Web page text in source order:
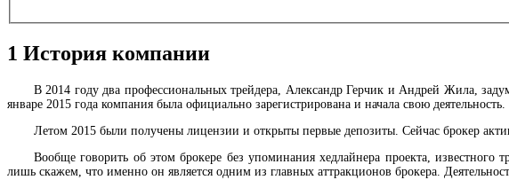
1 История компании
В 2014 году два профессиональных трейдера, Александр Герчик и Андрей Жила,
январе 2015 года компания была официально зарегистрирована и начала свою деятельность.
Летом 2015 были получены лицензии и открыты первые депозиты. Сейчас брокер
Вообще говорить об этом брокере без упоминания хедлайнера проекта,
лишь скажем, что именно он является одним из главных аттракционов брокера.